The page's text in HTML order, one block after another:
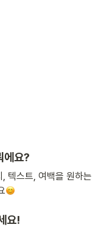
에요?
텍스트, 여백을 원하
요!